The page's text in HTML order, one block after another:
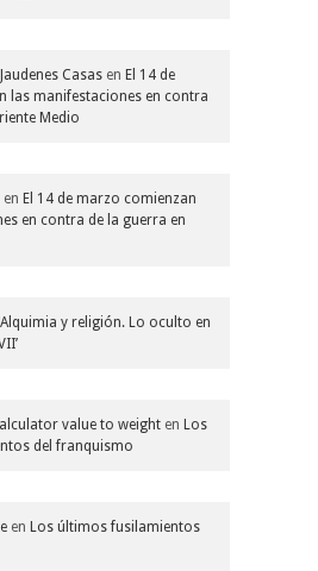
Casas en El 14 de
las manifestaciones en contra
Medio
en El 14 de marzo comienzan
en contra de la guerra en
y religión. Lo oculto en
value to weight en Los
del franquismo
en Los últimos fusilamientos